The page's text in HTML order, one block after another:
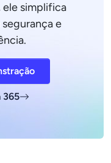
ele simplifica
e
365